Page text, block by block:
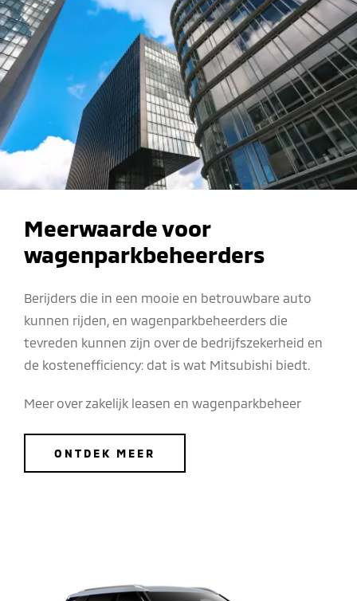
Meerwaarde voor
wagenparkbeheerders
Berijders die in een mooie en betrouwbare auto
kunnen rijden, en wagenparkbeheerders die
tevreden kunnen zijn over de bedrijfszekerheid en
de kostenefficiency: dat is wat Mitsubishi biedt.
Meer over zakelijk leasen en wagenparkbeheer
ONTDEK MEER